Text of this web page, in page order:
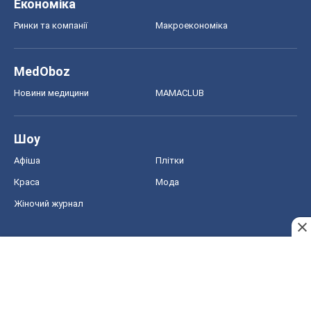
Економіка
Ринки та компанії Макроекономіка
MedOboz
Новини медицини MAMACLUB
Шоу
Афіша Плітки
Краса Мода
Жіночий журнал